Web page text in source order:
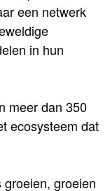
een netwerk
in hun
meer dan 350
ecosysteem dat
groeien